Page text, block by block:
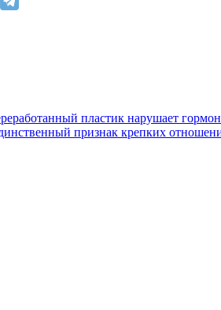
пластик нарушает
признак крепких